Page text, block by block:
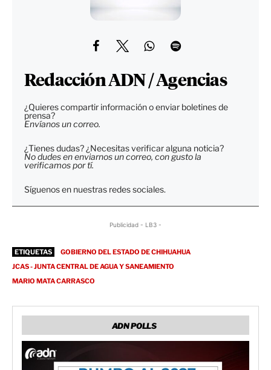
Redacción ADN / Agencias
¿Quieres compartir información o enviar boletines de
prensa?
Envíanos un correo.
¿Tienes dudas? ¿Necesitas verificar alguna noticia?
No dudes en enviarnos un correo, con gusto la
verificamos por tí.
Síguenos en nuestras redes sociales.
Publicidad - LB3 -
ETIQUETAS
GOBIERNO DEL ESTADO DE CHIHUAHUA
JCAS - JUNTA CENTRAL DE AGUA Y SANEAMIENTO
MARIO MATA CARRASCO
ADN POLLS